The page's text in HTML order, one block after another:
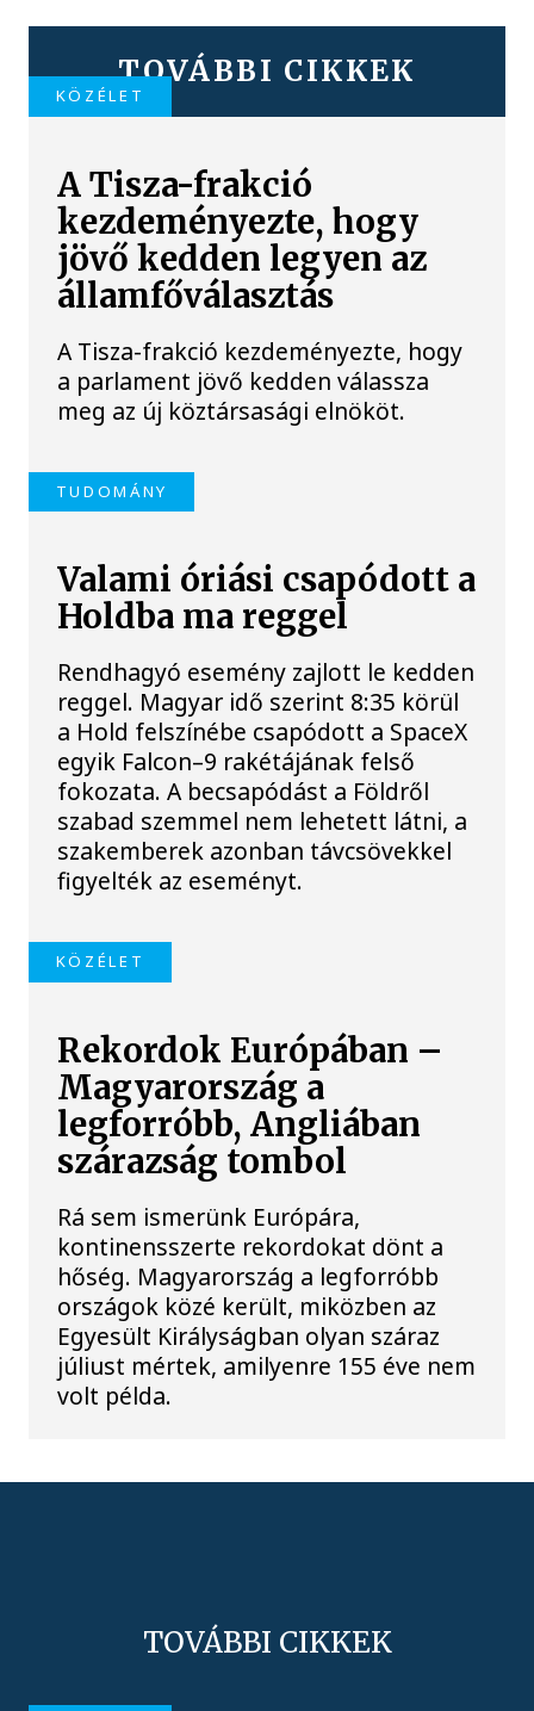
TOVÁBBI CIKKEK
KÖZÉLET
A Tisza-frakció
kezdeményezte, hogy
jövő kedden legyen az
államfőválasztás
A Tisza-frakció kezdeményezte, hogy
a parlament jövő kedden válassza
meg az új köztársasági elnököt.
TUDOMÁNY
Valami óriási csapódott a
Holdba ma reggel
Rendhagyó esemény zajlott le kedden
reggel. Magyar idő szerint 8:35 körül
a Hold felszínébe csapódott a SpaceX
egyik Falcon–9 rakétájának felső
fokozata. A becsapódást a Földről
szabad szemmel nem lehetett látni, a
szakemberek azonban távcsövekkel
figyelték az eseményt.
KÖZÉLET
Rekordok Európában –
Magyarország a
legforróbb, Angliában
szárazság tombol
Rá sem ismerünk Európára,
kontinensszerte rekordokat dönt a
hőség. Magyarország a legforróbb
országok közé került, miközben az
Egyesült Királyságban olyan száraz
júliust mértek, amilyenre 155 éve nem
volt példa.
TOVÁBBI CIKKEK